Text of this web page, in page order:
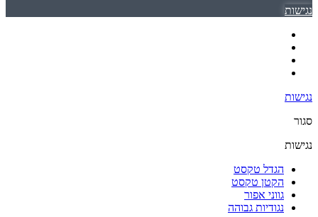
נגישות
נגישות
סגור
נגישות
הגדל טקסט
הקטן טקסט
גווני אפור
נגודיות גבוהה